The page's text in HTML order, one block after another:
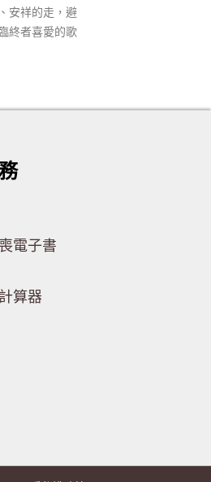
安祥的走，避
終者喜愛的歌
電子書
算器